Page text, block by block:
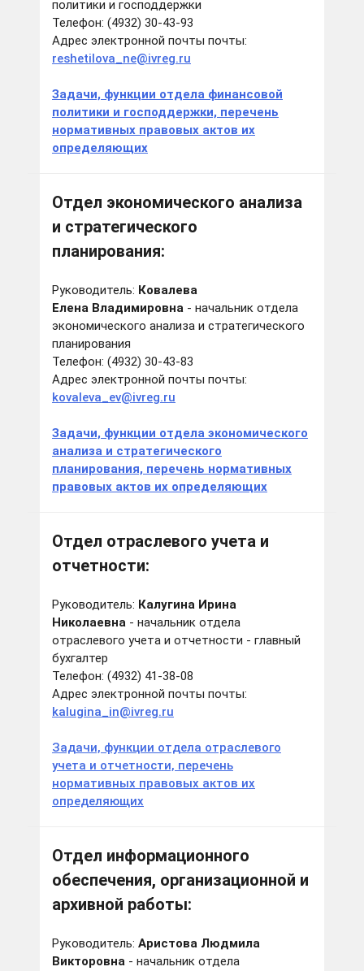
политики и господдержки
Телефон: (4932) 30-43-93
Адрес электронной почты почты:
reshetilova_ne@ivreg.ru
Задачи, функции отдела финансовой
политики и господдержки, перечень
нормативных правовых актов их
определяющих
Отдел экономического анализа
и стратегического
планирования:
Руководитель: Ковалева
Елена Владимировна - начальник отдела
экономического анализа и стратегического
планирования
Телефон: (4932) 30-43-83
Адрес электронной почты почты:
kovaleva_ev@ivreg.ru
Задачи, функции отдела экономического
анализа и стратегического
планирования, перечень нормативных
правовых актов их определяющих
Отдел отраслевого учета и
отчетности:
Руководитель: Калугина Ирина
Николаевна - начальник отдела
отраслевого учета и отчетности - главный
бухгалтер
Телефон: (4932) 41-38-08
Адрес электронной почты почты:
kalugina_in@ivreg.ru
Задачи, функции отдела отраслевого
учета и отчетности, перечень
нормативных правовых актов их
определяющих
Отдел информационного
обеспечения, организационной и
архивной работы:
Руководитель: Аристова Людмила
Викторовна - начальник отдела